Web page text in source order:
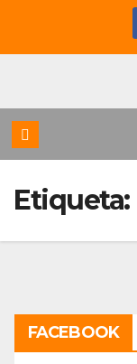
Etiqueta:
FACEBOOK